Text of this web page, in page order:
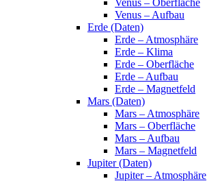
Venus – Aufbau
Erde (Daten)
Erde – Atmosphäre
Erde – Klima
Erde – Oberfläche
Erde – Aufbau
Erde – Magnetfeld
Mars (Daten)
Mars – Atmosphäre
Mars – Oberfläche
Mars – Aufbau
Mars – Magnetfeld
Jupiter (Daten)
Jupiter – Atmosphäre